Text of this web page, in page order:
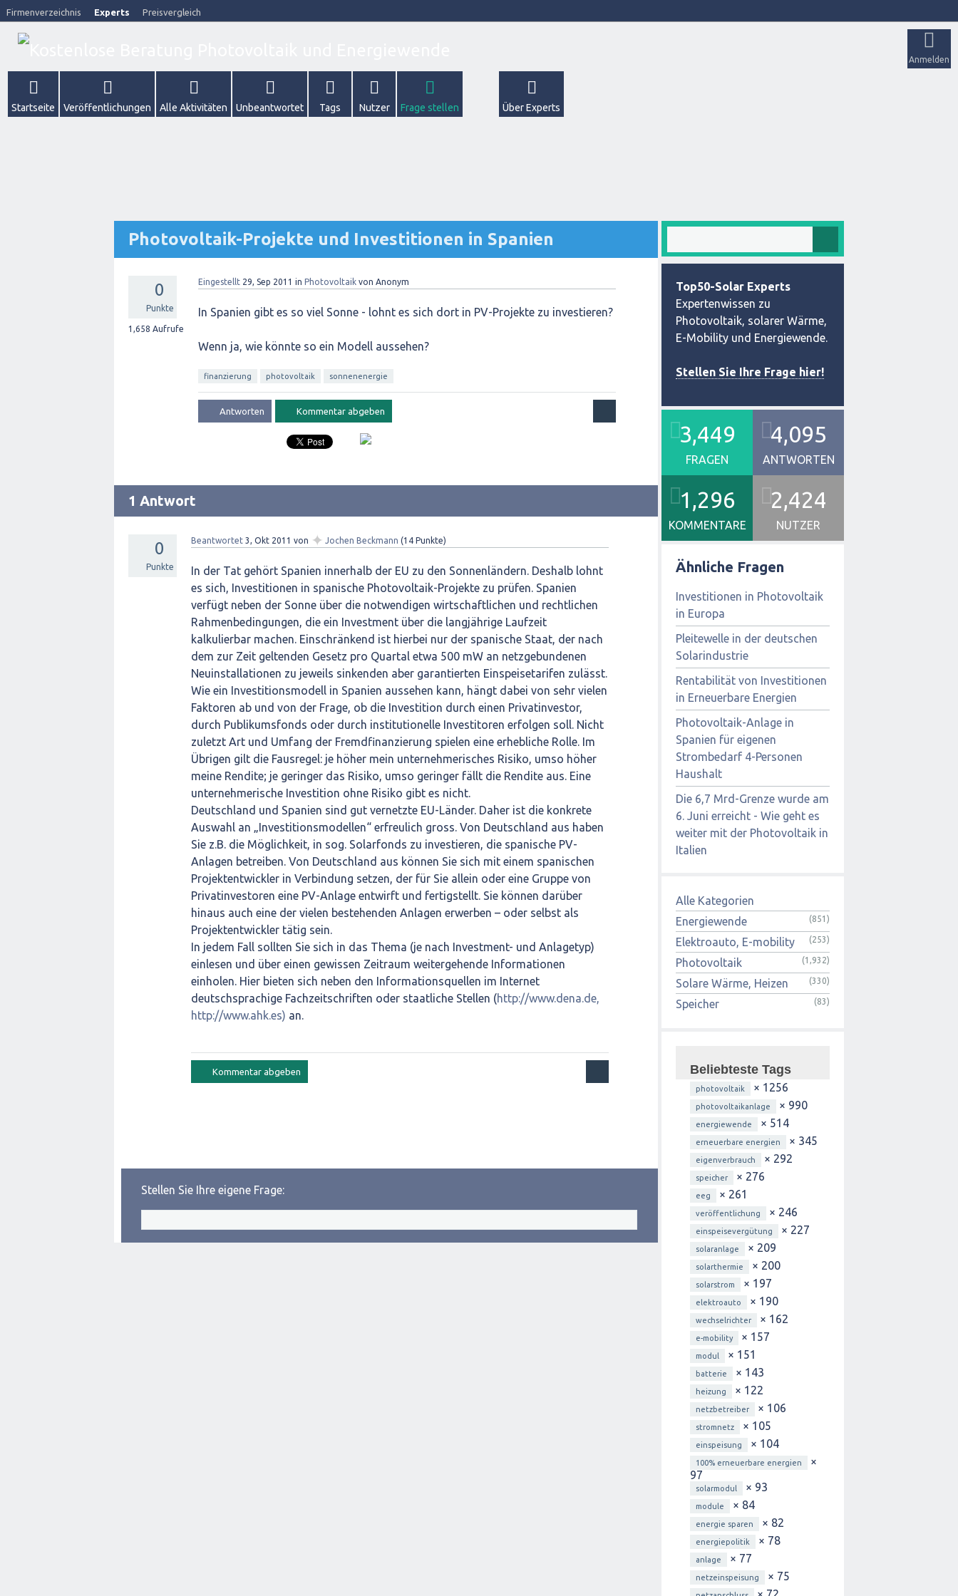
Firmenverzeichnis Experts Preisvergleich
Anmelden
Startseite Veröffentlichungen Alle Aktivitäten Unbeantwortet Tags Nutzer Frage stellen Über Experts
Photovoltaik-Projekte und Investitionen in Spanien
0
Punkte
1,658 Aufrufe
Eingestellt 29, Sep 2011 in Photovoltaik von Anonym
In Spanien gibt es so viel Sonne - lohnt es sich dort in PV-Projekte zu investieren?
Wenn ja, wie könnte so ein Modell aussehen?
finanzierung photovoltaik sonnenenergie
1 Antwort
0
Punkte
Beantwortet 3, Okt 2011 von ✦ Jochen Beckmann (14 Punkte)
In der Tat gehört Spanien innerhalb der EU zu den Sonnenländern. Deshalb lohnt
es sich, Investitionen in spanische Photovoltaik-Projekte zu prüfen. Spanien
verfügt neben der Sonne über die notwendigen wirtschaftlichen und rechtlichen
Rahmenbedingungen, die ein Investment über die langjährige Laufzeit
kalkulierbar machen. Einschränkend ist hierbei nur der spanische Staat, der nach
dem zur Zeit geltenden Gesetz pro Quartal etwa 500 mW an netzgebundenen
Neuinstallationen zu jeweils sinkenden aber garantierten Einspeisetarifen zulässt.
Wie ein Investitionsmodell in Spanien aussehen kann, hängt dabei von sehr vielen
Faktoren ab und von der Frage, ob die Investition durch einen Privatinvestor,
durch Publikumsfonds oder durch institutionelle Investitoren erfolgen soll. Nicht
zuletzt Art und Umfang der Fremdfinanzierung spielen eine erhebliche Rolle. Im
Übrigen gilt die Fausregel: je höher mein unternehmerisches Risiko, umso höher
meine Rendite; je geringer das Risiko, umso geringer fällt die Rendite aus. Eine
unternehmerische Investition ohne Risiko gibt es nicht.
Deutschland und Spanien sind gut vernetzte EU-Länder. Daher ist die konkrete
Auswahl an „Investitionsmodellen“ erfreulich gross. Von Deutschland aus haben
Sie z.B. die Möglichkeit, in sog. Solarfonds zu investieren, die spanische PV-
Anlagen betreiben. Von Deutschland aus können Sie sich mit einem spanischen
Projektentwickler in Verbindung setzen, der für Sie allein oder eine Gruppe von
Privatinvestoren eine PV-Anlage entwirft und fertigstellt. Sie können darüber
hinaus auch eine der vielen bestehenden Anlagen erwerben – oder selbst als
Projektentwickler tätig sein.
In jedem Fall sollten Sie sich in das Thema (je nach Investment- und Anlagetyp)
einlesen und über einen gewissen Zeitraum weitergehende Informationen
einholen. Hier bieten sich neben den Informationsquellen im Internet
deutschsprachige Fachzeitschriften oder staatliche Stellen (http://www.dena.de,
http://www.ahk.es) an.
Stellen Sie Ihre eigene Frage:
Top50-Solar Experts
Expertenwissen zu
Photovoltaik, solarer Wärme,
E-Mobility und Energiewende.
Stellen Sie Ihre Frage hier!
3,449
FRAGEN
4,095
ANTWORTEN
1,296
KOMMENTARE
2,424
NUTZER
Ähnliche Fragen
Investitionen in Photovoltaik
in Europa
Pleitewelle in der deutschen
Solarindustrie
Rentabilität von Investitionen
in Erneuerbare Energien
Photovoltaik-Anlage in
Spanien für eigenen
Strombedarf 4-Personen
Haushalt
Die 6,7 Mrd-Grenze wurde am
6. Juni erreicht - Wie geht es
weiter mit der Photovoltaik in
Italien
Alle Kategorien
Energiewende
(851)
Elektroauto, E-mobility (253)
Photovoltaik (1,932)
Solare Wärme, Heizen (330)
Speicher (83)
Beliebteste Tags
photovoltaik × 1256
photovoltaikanlage × 990
energiewende × 514
erneuerbare energien × 345
eigenverbrauch × 292
speicher × 276
eeg × 261
veröffentlichung × 246
einspeisevergütung × 227
solaranlage × 209
solarthermie × 200
solarstrom × 197
elektroauto × 190
wechselrichter × 162
e-mobility × 157
modul × 151
batterie × 143
heizung × 122
netzbetreiber × 106
stromnetz × 105
einspeisung × 104
100% erneuerbare energien
×
97
solarmodul × 93
module × 84
energie sparen × 82
energiepolitik × 78
anlage × 77
netzeinspeisung × 75